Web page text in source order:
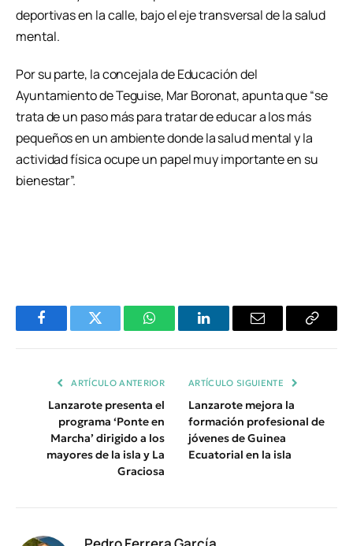
deportivas en la calle, bajo el eje transversal de la salud
mental.
Por su parte, la concejala de Educación del
Ayuntamiento de Teguise, Mar Boronat, apunta que “se
trata de un paso más para tratar de educar a los más
pequeños en un ambiente donde la salud mental y la
actividad física ocupe un papel muy importante en su
bienestar”.
FacebookTwitter WhatsAppLinkedInEmail
Copiar
ARTÍCULO ANTERIOR
Lanzarote presenta el
programa ‘Ponte en
Marcha’ dirigido a los
mayores de la isla y La
Graciosa
ARTÍCULO SIGUIENTE
Lanzarote mejora la
formación profesional de
jóvenes de Guinea
Ecuatorial en la isla